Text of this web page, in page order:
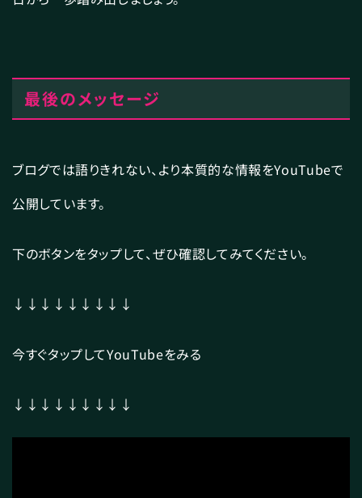
最後のメッセージ
ブログでは語りきれない、より本質的な情報をYouTubeで
公開しています。
下のボタンをタップして、ぜひ確認してみてください。
↓↓↓↓↓↓↓↓↓
今すぐタップしてYouTubeをみる
↓↓↓↓↓↓↓↓↓